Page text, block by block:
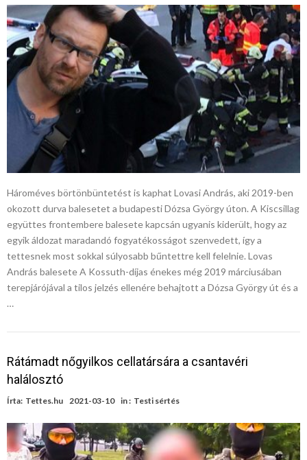
Hároméves börtönbüntetést is kaphat Lovasi András, aki 2019-ben
okozott durva balesetet a budapesti Dózsa György úton. A Kiscsillag
együttes frontembere balesete kapcsán ugyanis kiderült, hogy az
egyik áldozat maradandó fogyatékosságot szenvedett, így a
tettesnek most sokkal súlyosabb bűntettre kell felelnie. Lovas
András balesete A Kossuth-díjas énekes még 2019 márciusában
terepjárójával a tilos jelzés ellenére behajtott a Dózsa György út és a
…
Rátámadt nőgyilkos cellatársára a csantavéri
halálosztó
Írta: Tettes.hu 2021-03-10 in : Testi sértés